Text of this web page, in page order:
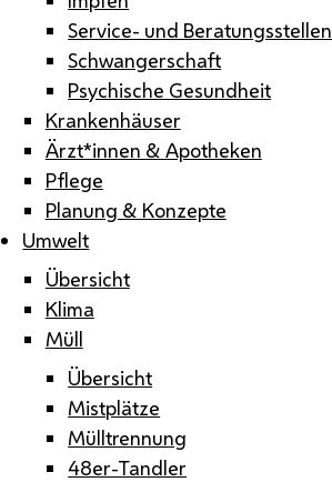
Service- und Beratungsstellen
Schwangerschaft
Psychische Gesundheit
Krankenhäuser
Ärzt*innen & Apotheken
Pflege
Planung & Konzepte
Umwelt
Übersicht
Klima
Müll
Übersicht
Mistplätze
Mülltrennung
48er-Tandler